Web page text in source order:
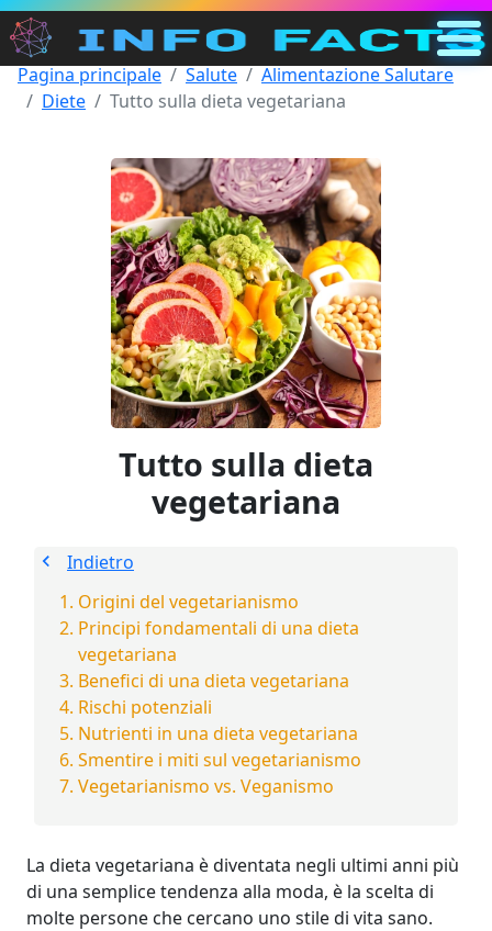
Principale
Cerca
Categorie
Altro
Pagina principale Salute
Alimentazione Salutare
Diete
Tutto sulla dieta vegetariana
Tutto sulla dieta
vegetariana
Indietro
Origini del vegetarianismo
Principi fondamentali di una dieta
vegetariana
Benefici di una dieta vegetariana
Rischi potenziali
Nutrienti in una dieta vegetariana
Smentire i miti sul vegetarianismo
Vegetarianismo vs. Veganismo
La dieta vegetariana è diventata negli ultimi anni più
di una semplice tendenza alla moda, è la scelta di
molte persone che cercano uno stile di vita sano.